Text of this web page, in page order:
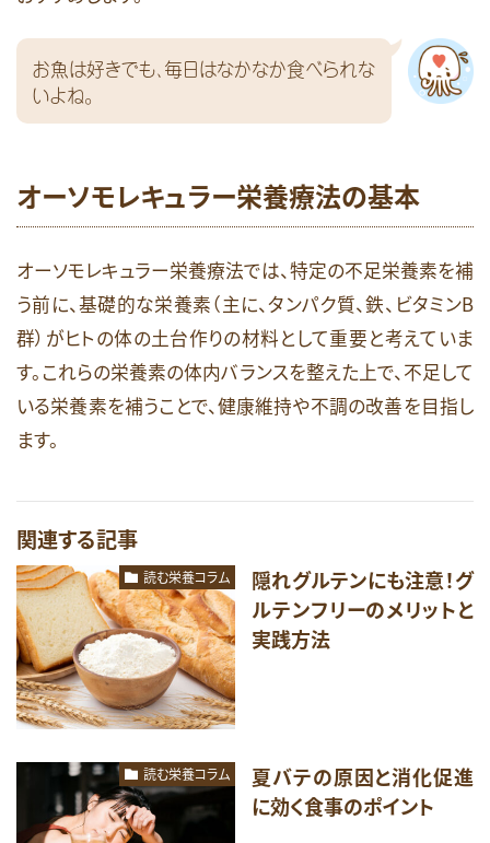
お魚は好きでも、毎日はなかなか食べられな
いよね。
オーソモレキュラー栄養療法の基本
オーソモレキュラー栄養療法では、特定の不足栄養素を補
う前に、基礎的な栄養素（主に、タンパク質、鉄、ビタミンB
群）がヒトの体の土台作りの材料として重要と考えていま
す。これらの栄養素の体内バランスを整えた上で、不足して
いる栄養素を補うことで、健康維持や不調の改善を目指し
ます。
関連する記事
読む栄養コラム
隠れグルテンにも注意！グ
ルテンフリーのメリットと
実践方法
読む栄養コラム
夏バテの原因と消化促進
に効く食事のポイント